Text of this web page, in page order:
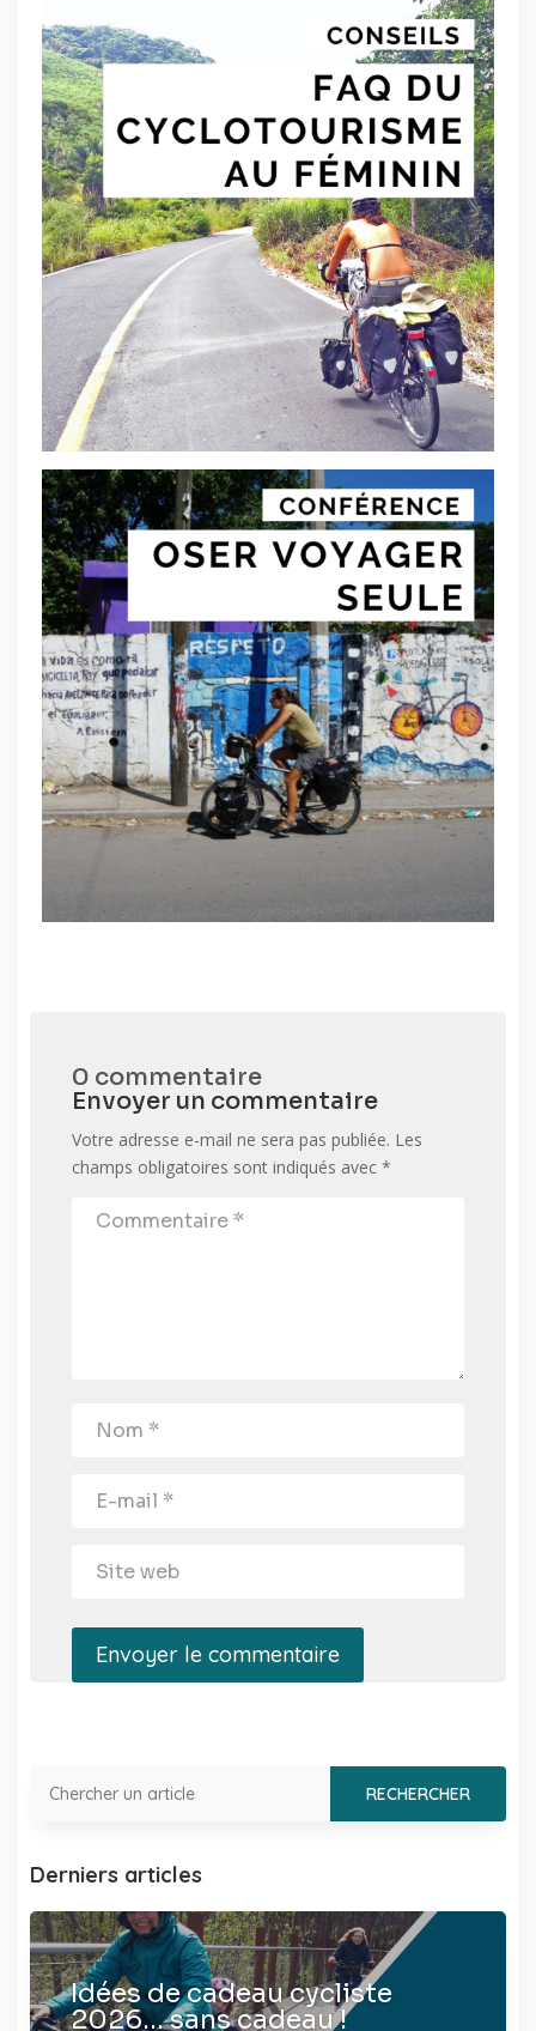
0 commentaire
Envoyer un commentaire
Votre adresse e-mail ne sera pas publiée. Les
champs obligatoires sont indiqués avec *
Envoyer le commentaire
Derniers articles
Idées de cadeau cycliste
2026… sans cadeau !